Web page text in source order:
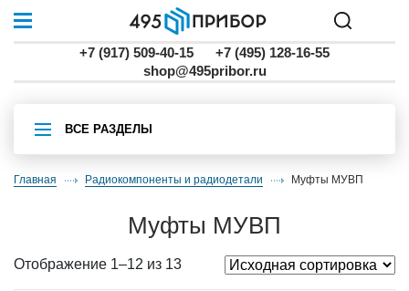
+7 (917) 509-40-15
+7 (495) 128-16-55
shop@495pribor.ru
ВСЕ РАЗДЕЛЫ
Главная Радиокомпоненты и радиодетали муфты МУВП
муфты МУВП
Отображение 1–12 из 13